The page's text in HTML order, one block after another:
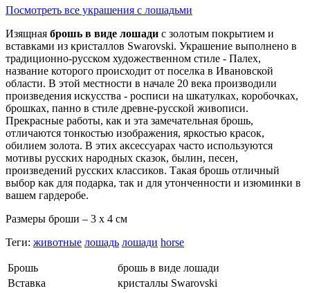
Посмотреть все украшения с лошадьми
Изящная брошь в виде лошади с золотым покрытием и
вставками из кристаллов Swarovski. Украшение выполнено в
традиционно-русском художественном стиле - Палех,
название которого происходит от поселка в Ивановской
области. В этой местности в начале 20 века производили
произведения искусства - росписи на шкатулках, коробочках,
брошках, панно в стиле древне-русской живописи.
Прекрасные работы, как и эта замечательная брошь,
отличаются тонкостью изображения, яркостью красок,
обилием золота. В этих аксессуарах часто используются
мотивы русских народных сказок, былин, песен,
произведений русских классиков. Такая брошь отличный
выбор как для подарка, так и для утонченности и изюминки в
вашем гардеробе.
Размеры броши – 3 х 4 см
Теги: животные лошадь лошади horse
Брошь
брошь в виде лошади
Вставка
кристаллы Swarovski